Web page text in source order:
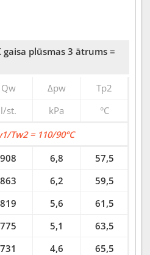
gaisa plūsmas 3 ātrums =
Qw ∆pw
Tp2
l/st. kPa °C
Tw2 = 110/90°C
908 6,8
57,5
863 6,2
59,5
819 5,6
61,5
775 5,1
63,5
731 4,6 65,5